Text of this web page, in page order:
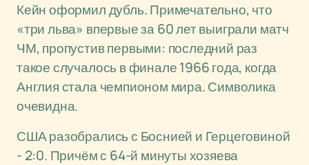
Кейн оформил дубль. Примечательно, что
«три льва» впервые за 60 лет выиграли матч
ЧМ, пропустив первыми: последний раз
такое случалось в финале 1966 года, когда
Англия стала чемпионом мира. Символика
очевидна.
США разобрались с Боснией и Герцеговиной
- 2:0. Причём с 64-й минуты хозяева